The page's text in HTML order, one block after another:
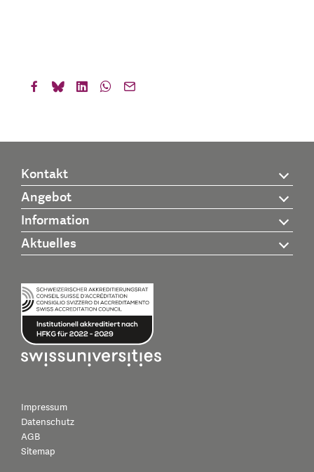
Kontakt
Angebot
Information
Aktuelles
Impressum
Datenschutz
AGB
Sitemap